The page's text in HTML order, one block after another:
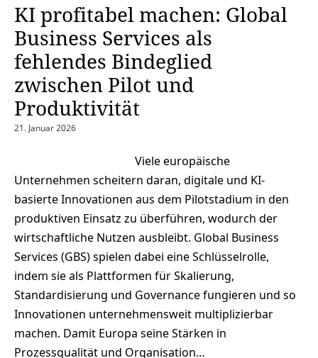
KI profitabel machen: Global
Business Services als
fehlendes Bindeglied
zwischen Pilot und
Produktivität
21. Januar 2026
Viele europäische
Unternehmen scheitern daran, digitale und KI-
basierte Innovationen aus dem Pilotstadium in den
produktiven Einsatz zu überführen, wodurch der
wirtschaftliche Nutzen ausbleibt. Global Business
Services (GBS) spielen dabei eine Schlüsselrolle,
indem sie als Plattformen für Skalierung,
Standardisierung und Governance fungieren und so
Innovationen unternehmensweit multiplizierbar
machen. Damit Europa seine Stärken in
Prozessqualität und Organisation…